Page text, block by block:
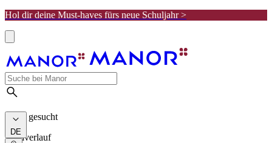
Hol dir deine Must-haves fürs neue Schuljahr >
Meist gesucht
Suchverlauf
DE